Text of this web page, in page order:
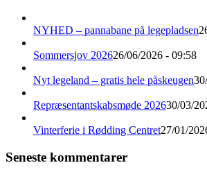
NYHED – pannabane på legepladsen
Sommersjov 202626/06/2026 - 09:58
Nyt legeland – gratis hele påskeugen
Repræsentantskabsmøde 202630/03/
Vinterferie i Rødding Centret27/01/
Seneste kommentarer